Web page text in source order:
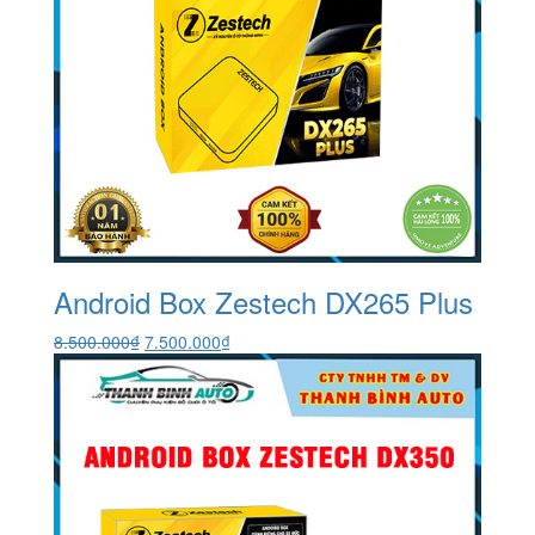
Android Box Zestech DX265 Plus
8.500.000₫ Giá
gốc
là:
8.500.000₫.
7.500.000₫Giá
hiện
tại